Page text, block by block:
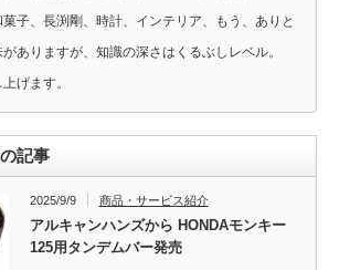
子、長渕剛、時計、インテリア、もう、ありと
ありますが、知識の深さはくるぶしレベル。
げます。
記事
2025/9/9 商品・サービス紹介
アルキャンハンズから HONDAモンキー
125用タンデムバー発売